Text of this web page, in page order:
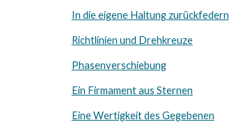
In die eigene Haltung zurückfedern
Richtlinien und Drehkreuze
Phasenverschiebung
Ein Firmament aus Sternen
Eine Wertigkeit des Gegebenen